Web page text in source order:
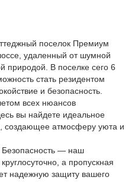
поселок Премиум
удаленный от шумной
природой. В поселке сего 6
стать резидентом
и безопасность.
всех нюансов
вы найдете идеальное
создающее атмосферу уюта и
Безопасность — наш
а пропускная
надежную защиту вашего